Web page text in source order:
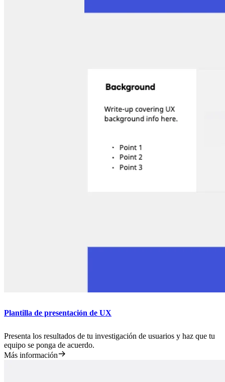
Plantilla de presentación de UX
Presenta los resultados de tu investigación de usuarios y haz que tu
equipo se ponga de acuerdo.
Más información